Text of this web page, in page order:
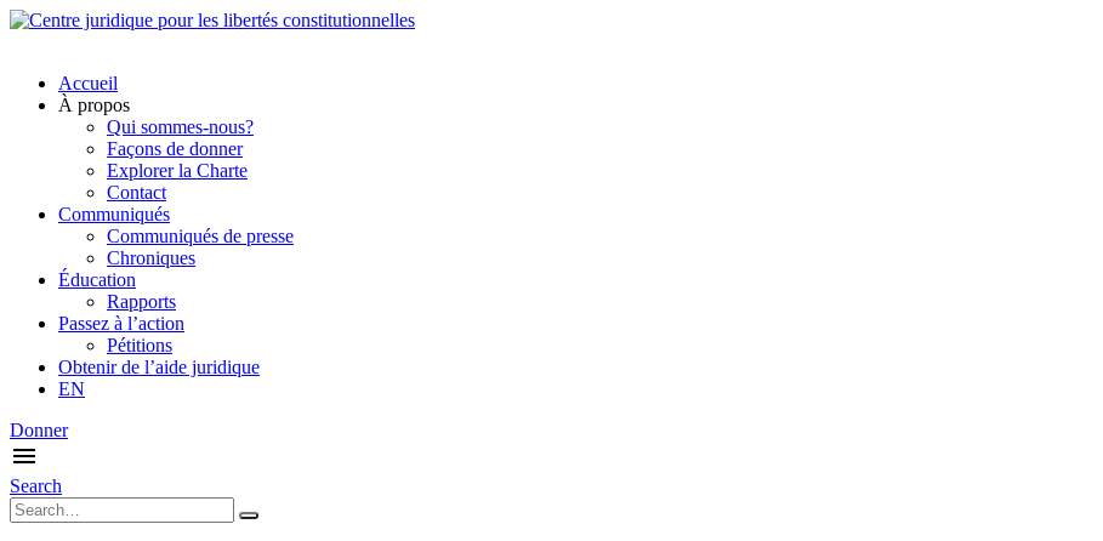
Accueil
À propos
Qui sommes-nous?
Façons de donner
Explorer la Charte
Contact
Communiqués
Communiqués de presse
Chroniques
Éducation
Rapports
Passez à l’action
Pétitions
Obtenir de l’aide juridique
EN
Donner
Search